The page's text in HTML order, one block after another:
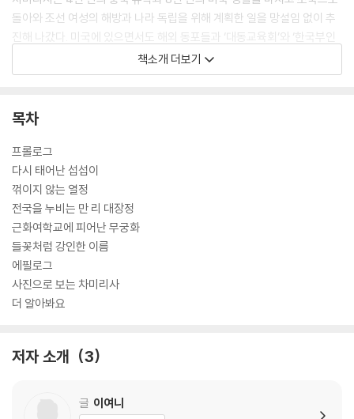
돌아와 조선 여성의 해방과 나라 독립을 위해 계획한 일을 망설임 없이 추
진해 나갔다. 미국에 있으면서도 해외 동포들과 ‘대동교육회’와 ‘한국부인
회’를 창립하여 미국에 있는 한인 노동자를 돕고 고국에 고아원을 설립하
는 운동도 적극적으로 펼쳤다. 차미리사는 나라를 위해 본인이 할 수 있는
하는 한편 ‘조선여자교육회’를 만들어 교육의 기회가 가장 닿기 어려운 부
찾고, 조선 여성의 교육과 경제적 자립을 위해 평생을 헌신한 교육자이자
독립운동가인 차미리사를 만나 보자!
책소개 더보기
목차
프롤로그
다시 태어난 섭섭이
꺾이지 않는 열정
전국을 누비는 만 리 대장정
근화여학교에 피어난 무궁화
들꽃처럼 강인한 이름
에필로그
사진으로 보는 차미리사
더 알아봐요
저자 소개 3
글 이여니